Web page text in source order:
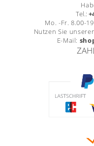
Tel.:
Mo. -Fr. 8.00-
Nutzen Sie
E-Mail: